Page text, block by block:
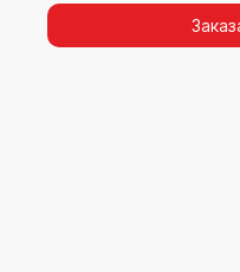
повторных